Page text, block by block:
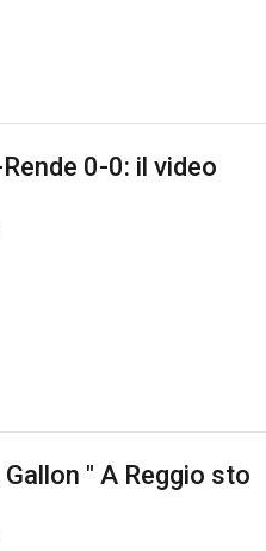
0-0: il video
" A Reggio sto